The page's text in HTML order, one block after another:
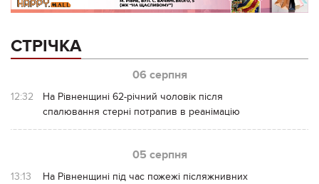
СТРІЧКА
06 серпня
12:32
На Рівненщині 62-річний чоловік після
спалювання стерні потрапив в реанімацію
05 серпня
13:13
На Рівненщині під час пожежі післяжнивних